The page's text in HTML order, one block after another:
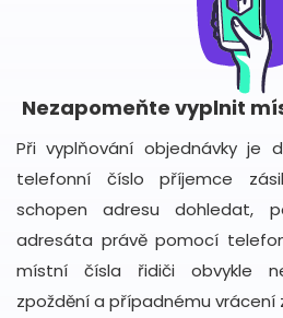
Nezapomeňte vyplnit
Při vyplňování objednávky je
telefonní číslo příjemce
schopen adresu dohledat,
adresáta právě pomocí
místní čísla řidiči obvykle
zpoždění a případnému vrácení